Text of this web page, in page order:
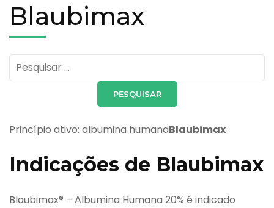
Blaubimax
Pesquisar
por:
Princípio ativo: albumina humanaBlaubimax
Indicações de Blaubimax
Blaubimax® – Albumina Humana 20% é indicado